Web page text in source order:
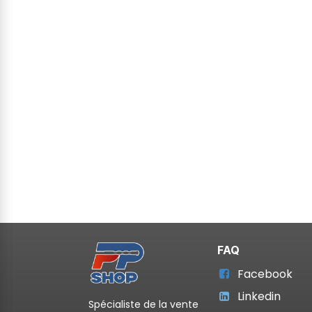
Spécialiste de la vente
FAQ
Facebook
Linkedin